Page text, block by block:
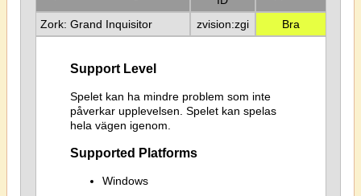
Zork: Grand Inquisitor zvision:zgi Bra
Support Level
Spelet kan ha mindre problem som inte
påverkar upplevelsen. Spelet kan spelas
hela vägen igenom.
Supported Platforms
Windows